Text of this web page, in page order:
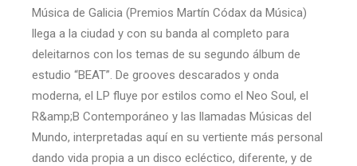
Música de Galicia (Premios Martín Códax da Música)
llega a la ciudad y con su banda al completo para
deleitarnos con los temas de su segundo álbum de
estudio “BEAT”. De grooves descarados y onda
moderna, el LP fluye por estilos como el Neo Soul, el
R&amp;B Contemporáneo y las llamadas Músicas del
Mundo, interpretadas aquí en su vertiente más personal
dando vida propia a un disco ecléctico, diferente, y de